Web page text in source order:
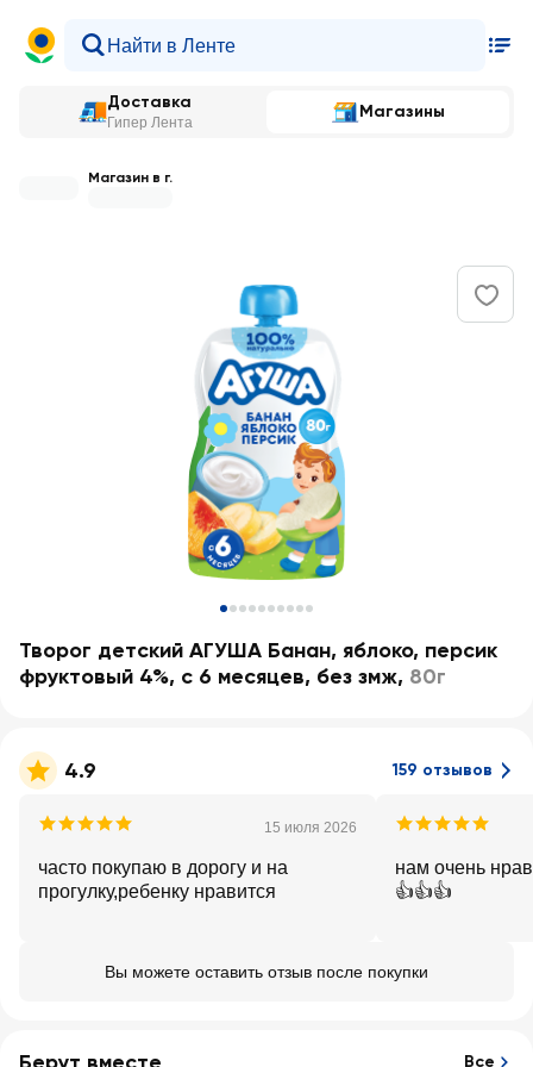
Доставка
Гипер Лента
Магазины
Магазин в г.
Творог детский АГУША Банан, яблоко, персик
фруктовый 4%, с 6 месяцев, без змж, 80г
4.9 159 отзывов
15 июля 2026
часто покупаю в дорогу и на
прогулку,ребенку нравится
нам очень
👍👍👍
Вы можете оставить отзыв после покупки
Все